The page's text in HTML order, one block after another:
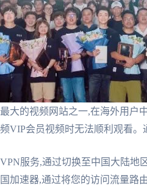
大的视频网站之一,在海外用户
VIP会员视频时无法顺利观看
服务,通过切换至中国大陆地
加速器,通过将您的访问流量路